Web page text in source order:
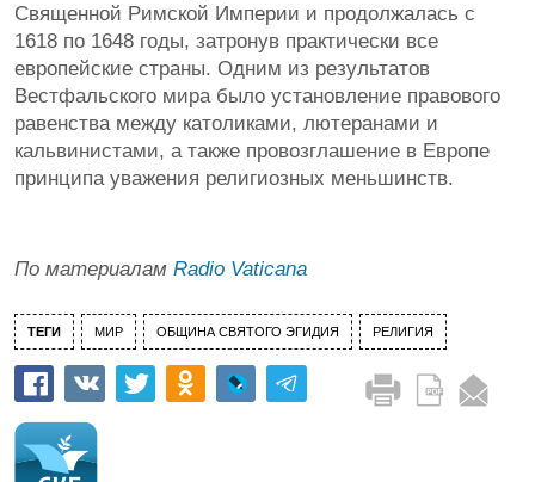
Священной Римской Империи и продолжалась с
1618 по 1648 годы, затронув практически все
европейские страны. Одним из результатов
Вестфальского мира было установление правового
равенства между католиками, лютеранами и
кальвинистами, а также провозглашение в Европе
принципа уважения религиозных меньшинств.
По материалам Radio Vaticana
ТЕГИ МИР ОБЩИНА СВЯТОГО ЭГИДИЯ РЕЛИГИЯ